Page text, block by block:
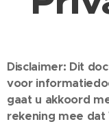
Disclaimer: Dit
voor
gaat u akkoord
rekening mee